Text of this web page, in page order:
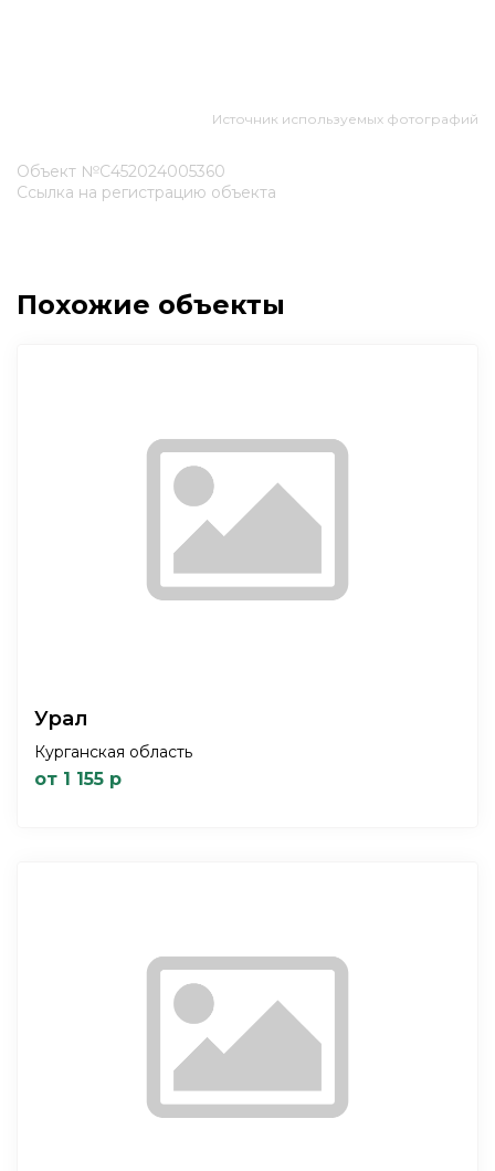
Источник используемых фотографий
Объект №С452024005360
Ссылка на регистрацию объекта
Похожие объекты
Урал
Курганская область
от 1 155 р